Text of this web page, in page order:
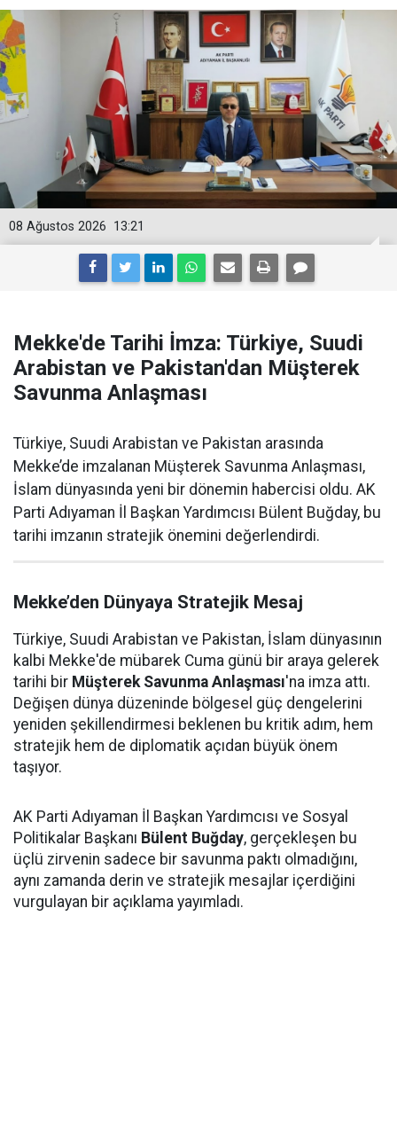
13:21
08 Ağustos 2026
Mekke'de Tarihi İmza: Türkiye, Suudi
Arabistan ve Pakistan'dan Müşterek
Savunma Anlaşması
Türkiye, Suudi Arabistan ve Pakistan arasında
Mekke’de imzalanan Müşterek Savunma Anlaşması,
İslam dünyasında yeni bir dönemin habercisi oldu. AK
Parti Adıyaman İl Başkan Yardımcısı Bülent Buğday, bu
tarihi imzanın stratejik önemini değerlendirdi.
Mekke’den Dünyaya Stratejik Mesaj
Türkiye, Suudi Arabistan ve Pakistan, İslam dünyasının
kalbi Mekke'de mübarek Cuma günü bir araya gelerek
tarihi bir Müşterek Savunma Anlaşması'na imza attı.
Değişen dünya düzeninde bölgesel güç dengelerini
yeniden şekillendirmesi beklenen bu kritik adım, hem
stratejik hem de diplomatik açıdan büyük önem
taşıyor.
AK Parti Adıyaman İl Başkan Yardımcısı ve Sosyal
Politikalar Başkanı Bülent Buğday, gerçekleşen bu
üçlü zirvenin sadece bir savunma paktı olmadığını,
aynı zamanda derin ve stratejik mesajlar içerdiğini
vurgulayan bir açıklama yayımladı.